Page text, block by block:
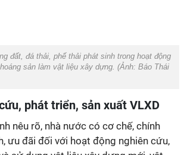
đất, đá thải, phế thải phát sinh trong hoạt động
sản làm vật liệu xây dựng. (Ảnh: Báo Thái
phát triển, sản xuất VLXD
nêu rõ, nhà nước có cơ chế, chính
ưu đãi đối với hoạt động nghiên cứu,